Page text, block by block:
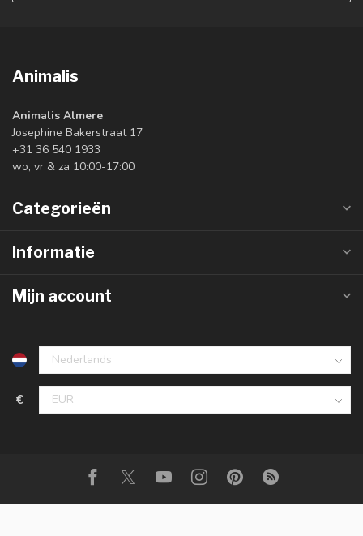
Animalis
Animalis Almere
Josephine Bakerstraat 17
+31 36 540 1933
wo, vr & za 10:00-17:00
Categorieën
Informatie
Mijn account
€